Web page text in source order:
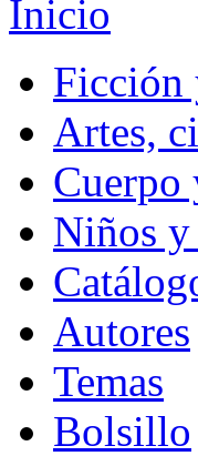
Inicio
Ficción
Artes,
Cuerpo
Niños y
Autores
Temas
Bolsillo